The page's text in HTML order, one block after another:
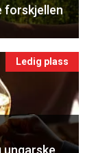
forskjellen
Ledig plass